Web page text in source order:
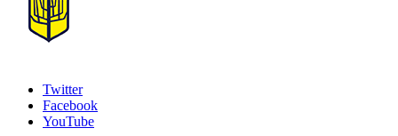
Twitter
Facebook
YouTube